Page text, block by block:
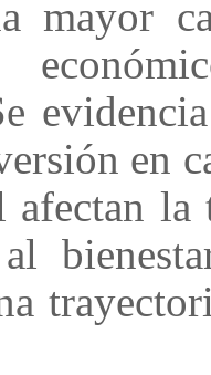
mayor
en
afectan la